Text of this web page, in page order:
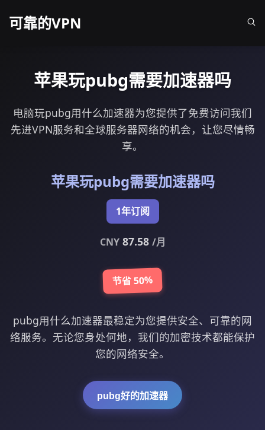
可靠的VPN
苹果玩pubg需要加速器吗
电脑玩pubg用什么加速器为您提供了免费访问我们
先进VPN服务和全球服务器网络的机会，让您尽情畅
享。
苹果玩pubg需要加速器吗
1年订阅
CNY87.58 /月
节省 50%
pubg用什么加速器最稳定为您提供安全、可靠的网
络服务。无论您身处何地，我们的加密技术都能保护
您的网络安全。
pubg好的加速器